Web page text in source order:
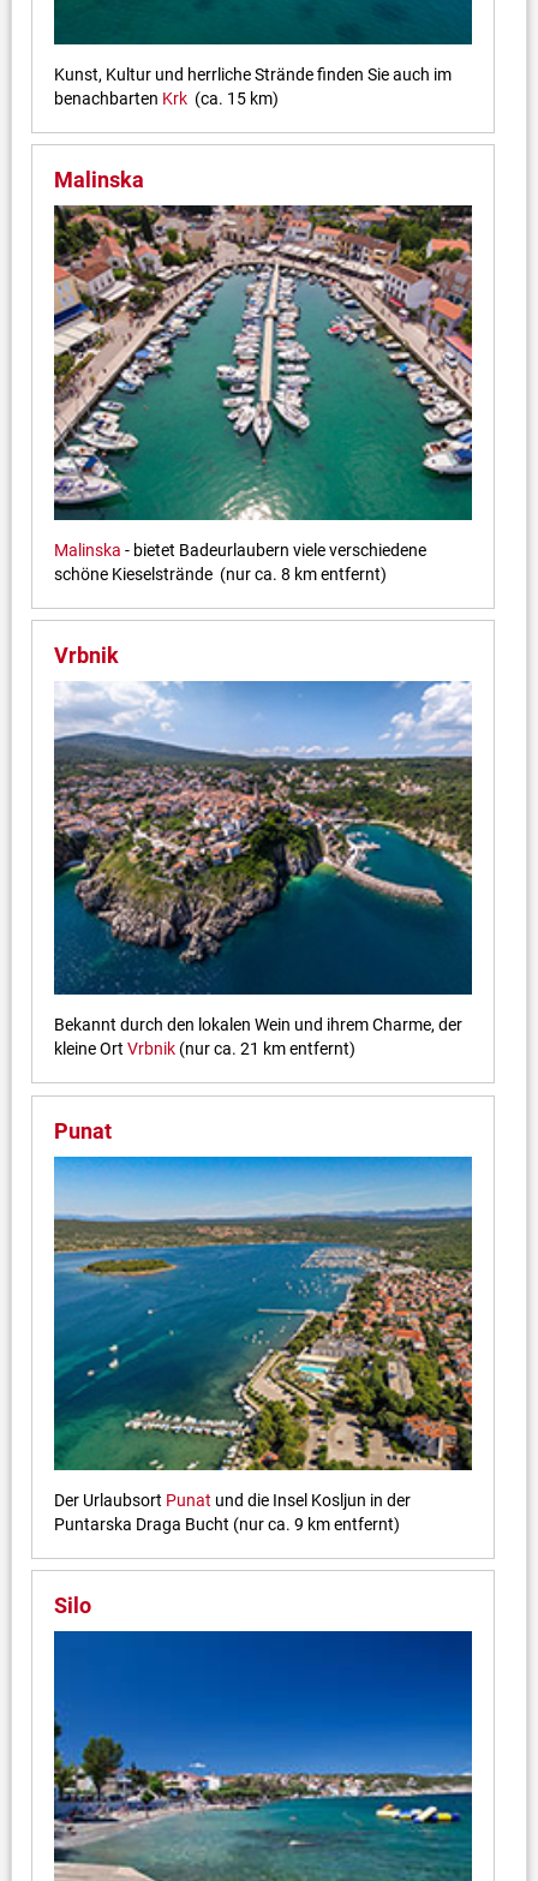
Kunst, Kultur und herrliche Strände finden Sie auch im
benachbarten Krk(ca. 15 km)
Malinska
Malinska - bietet Badeurlaubern viele verschiedene
schöne Kieselstrände (nur ca. 8 km entfernt)
Vrbnik
Bekannt durch den lokalen Wein und ihrem Charme, der
kleine Ort Vrbnik(nur ca. 21 km entfernt)
Punat
Der Urlaubsort Punat und die Insel Kosljun in der
Puntarska Draga Bucht (nur ca. 9 km entfernt)
Silo